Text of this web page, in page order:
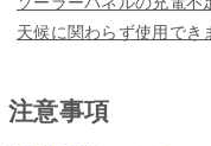
天候に関わらず使用でき
注意事項